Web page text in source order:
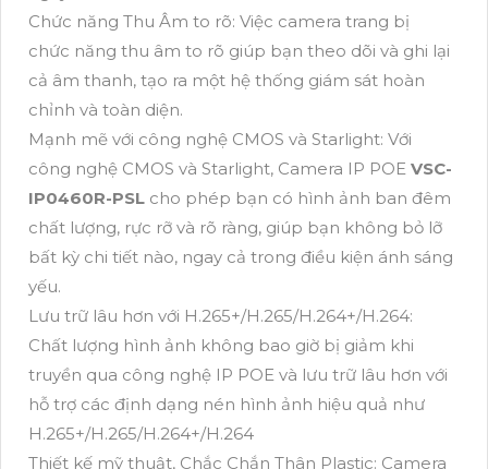
Chức năng Thu Âm to rõ: Việc camera trang bị
chức năng thu âm to rõ giúp bạn theo dõi và ghi lại
cả âm thanh, tạo ra một hệ thống giám sát hoàn
chỉnh và toàn diện.
Mạnh mẽ với công nghệ CMOS và Starlight: Với
công nghệ CMOS và Starlight, Camera IP POE VSC-
IP0460R-PSL cho phép bạn có hình ảnh ban đêm
chất lượng, rực rỡ và rõ ràng, giúp bạn không bỏ lỡ
bất kỳ chi tiết nào, ngay cả trong điều kiện ánh sáng
yếu.
Lưu trữ lâu hơn với H.265+/H.265/H.264+/H.264:
Chất lượng hình ảnh không bao giờ bị giảm khi
truyền qua công nghệ IP POE và lưu trữ lâu hơn với
hỗ trợ các định dạng nén hình ảnh hiệu quả như
H.265+/H.265/H.264+/H.264
Thiết kế mỹ thuật, Chắc Chắn Thân Plastic: Camera